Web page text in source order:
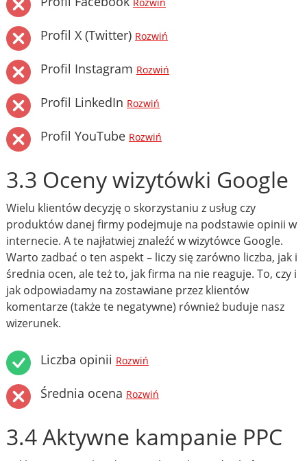
Rozwiń
Profil X (Twitter) Rozwiń
Profil Instagram Rozwiń
Profil LinkedIn Rozwiń
Profil YouTube Rozwiń
3.3 Oceny wizytówki Google
Wielu klientów decyzję o skorzystaniu z usług czy
produktów danej firmy podejmuje na podstawie opinii w
internecie. A te najłatwiej znaleźć w wizytówce Google.
Warto zadbać o ten aspekt – liczy się zarówno liczba, jak i
średnia ocen, ale też to, jak firma na nie reaguje. To, czy i
jak odpowiadamy na zostawiane przez klientów
komentarze (także te negatywne) również buduje nasz
wizerunek.
Liczba opinii Rozwiń
Średnia ocena Rozwiń
3.4 Aktywne kampanie PPC